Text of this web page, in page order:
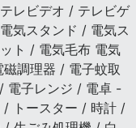
レビデオ / テレビゲ
気スタンド / 電気ス
ト / 電気毛布 電気
調理器 / 電子蚊取
電子レンジ / 電卓 -
/ トースター / 時計 /